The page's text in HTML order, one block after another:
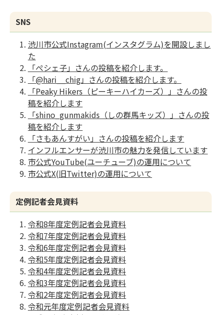
SNS
渋川市公式Instagram(インスタグラム)を開設しまし
た
「ぺシェ子」さんの投稿を紹介します。
「@hari__chig」さんの投稿を紹介します。
「Peaky Hikers（ピーキーハイカーズ）」さんの投
稿を紹介します
「shino_gunmakids（しの群馬キッズ）」さんの投
稿を紹介します
「さもあんすがい」さんの投稿を紹介します
インフルエンサーが渋川市の魅力を発信しています
市公式YouTube(ユーチューブ)の運用について
市公式X(旧Twitter)の運用について
定例記者会見資料
令和8年度定例記者会見資料
令和7年度定例記者会見資料
令和6年度定例記者会見資料
令和5年度定例記者会見資料
令和4年度定例記者会見資料
令和3年度定例記者会見資料
令和2年度定例記者会見資料
令和元年度定例記者会見資料